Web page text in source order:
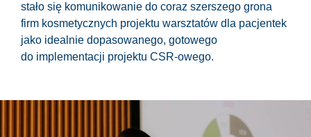
stało się komunikowanie do coraz szerszego grona
firm kosmetycznych projektu warsztatów dla pacjentek
jako idealnie dopasowanego, gotowego
do implementacji projektu CSR-owego.